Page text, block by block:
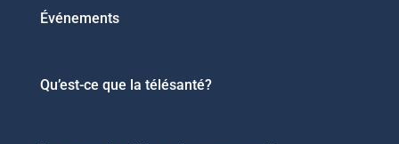
Événements
Qu’est-ce que la télésanté?